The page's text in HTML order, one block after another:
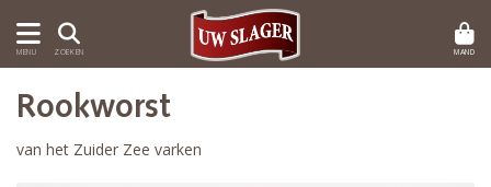
MENU ZOEKEN MAND
Rookworst
van het Zuider Zee varken